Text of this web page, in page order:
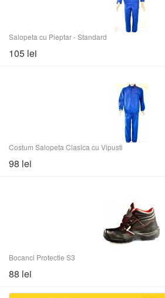
Salopeta cu Pieptar - Standard
105 lei
Costum Salopeta Clasica cu Vipusti
98 lei
Bocanci Protectie S3
88 lei